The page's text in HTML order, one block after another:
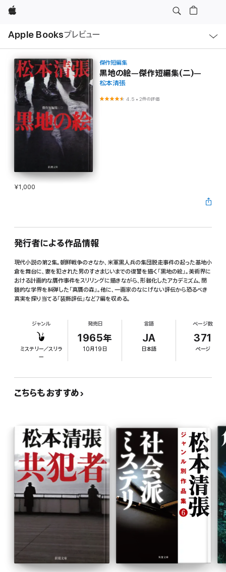
Apple
Apple Booksプレビュー
ル
傑作短編集
黒地の絵―傑作短編集(二)―
松本清張
4.5 •2件の評価
¥1,000
発行者による作品情報
現代小説の第2集。朝鮮戦争のさなか、米軍黒人兵の集団脱走事件の起った基地小
倉を舞台に、妻を犯された男のすさまじいまでの復讐を描く「黒地の絵」。美術界に
おける計画的な贋作事件をスリリングに描きながら、形骸化したアカデミズム、閉
鎖的な学界を糾弾した「真贋の森」。他に、一画家のなにげない評伝から恐るべき
真実を探り当てる「装飾評伝」など7編を収める。
ジャンル
ミステリー／スリラ
ー
発売日
1965年
10月19日
言語
JA
日本語
ページ数
371
ページ
こちらもおすすめ